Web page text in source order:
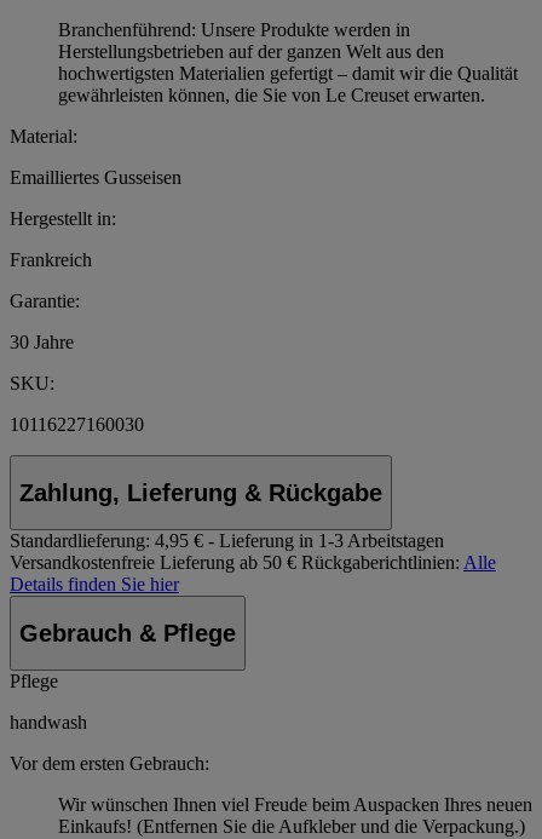
Branchenführend: Unsere Produkte werden in
Herstellungsbetrieben auf der ganzen Welt aus den
hochwertigsten Materialien gefertigt – damit wir die Qualität
gewährleisten können, die Sie von Le Creuset erwarten.
Material:
Emailliertes Gusseisen
Hergestellt in:
Frankreich
Garantie:
30 Jahre
SKU:
10116227160030
Zahlung, Lieferung & Rückgabe
Standardlieferung: 4,95 € - Lieferung in 1-3 Arbeitstagen
Versandkostenfreie Lieferung ab 50 € Rückgaberichtlinien: Alle
Details finden Sie hier
Gebrauch & Pflege
Pflege
handwash
Vor dem ersten Gebrauch:
Wir wünschen Ihnen viel Freude beim Auspacken Ihres neuen
Einkaufs! (Entfernen Sie die Aufkleber und die Verpackung.)